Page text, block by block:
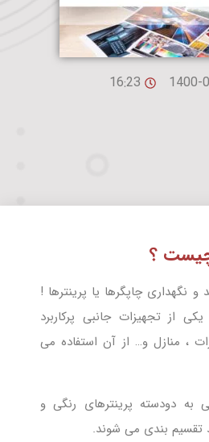
1400-
16:23
چیست ؟
نگهداری چاپگرها یا پرینترها !
از تجهیزات جانبی پرکاربرد
، منازل و… از آن استفاده می
به دودسته پرینترهای رنگی و
تقسیم بندی می شوند.